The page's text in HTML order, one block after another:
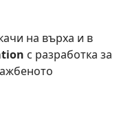
на върха и в
с разработка за